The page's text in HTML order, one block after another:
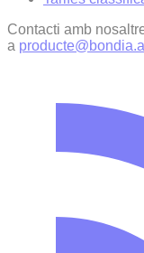
Contacti amb
a